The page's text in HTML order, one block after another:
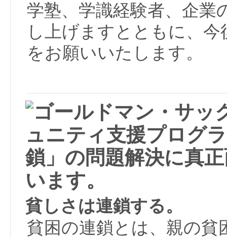
学塾、学識経験者、企業
し上げますとともに、
をお願いいたします。
貧しさは連鎖する。
貧困の連鎖とは、親の貧